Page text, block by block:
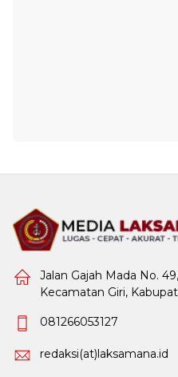
Jalan Gajah Mada No.
Kecamatan Giri,
081266053127
redaksi(at)laksamana.id